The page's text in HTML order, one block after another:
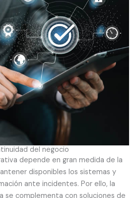
del negocio
depende en gran medida de la
disponibles los sistemas y
ante incidentes. Por ello, la
se complementa con soluciones de